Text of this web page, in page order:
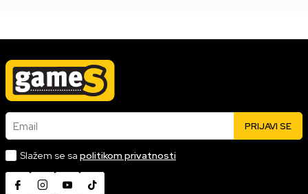
Email PRIJAVI SE
Slažem se sa politikom privatnosti